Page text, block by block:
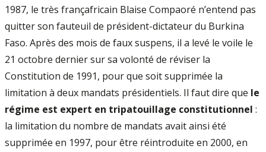
1987, le très françafricain Blaise Compaoré n’entend pas
quitter son fauteuil de président-dictateur du Burkina
Faso. Après des mois de faux suspens, il a levé le voile le
21 octobre dernier sur sa volonté de réviser la
Constitution de 1991, pour que soit supprimée la
limitation à deux mandats présidentiels. Il faut dire que le
régime est expert en tripatouillage constitutionnel :
la limitation du nombre de mandats avait ainsi été
supprimée en 1997, pour être réintroduite en 2000, en